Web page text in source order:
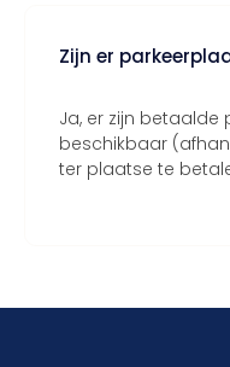
Zijn er
Ja, er zijn
beschikbaar
ter plaatse te